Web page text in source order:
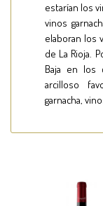
estarían los
vinos
elaboran los
de La Rioja.
Baja en los
arcilloso
garnacha,